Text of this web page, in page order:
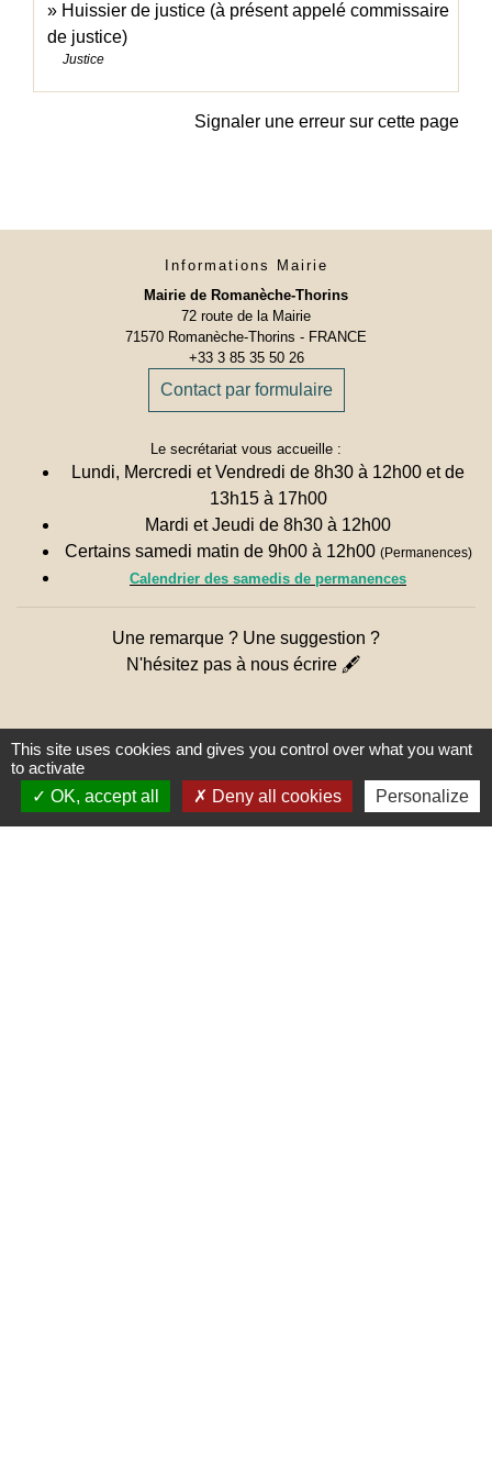
Huissier de justice (à présent appelé commissaire
de justice)
Justice
Signaler une erreur sur cette page
Informations Mairie
Mairie de Romanèche-Thorins
72 route de la Mairie
71570 Romanèche-Thorins - FRANCE
+33 3 85 35 50 26
Contact par formulaire
Le secrétariat vous accueille :
Lundi, Mercredi et Vendredi de 8h30 à 12h00 et de
13h15 à 17h00
Mardi et Jeudi de 8h30 à 12h00
Certains samedi matin de 9h00 à 12h00 (Permanences)
Calendrier des samedis de permanences
Une remarque ? Une suggestion ?
N'hésitez pas à nous écrire 🖋
This site uses cookies and gives you control over what you want
to activate
OK, accept all
Deny all cookies Personalize